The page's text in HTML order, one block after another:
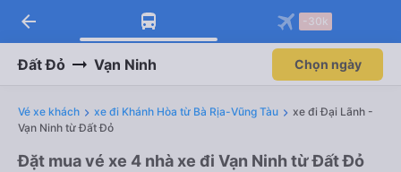
Tải app Vexere ngay!
Nhận ưu đãi thành viên độc
Mở app
Tải app Vexere
-30k/ghế khi đặt vé máy bay qua
Mở app
arrow_back -30k
Đất Đỏ Vạn Ninh Chọn ngày
Vé xe khách xe đi Khánh Hòa từ Bà Rịa-Vũng Tàu
xe đi Đại Lãnh -
Vạn Ninh từ Đất Đỏ
Đặt mua vé xe 4 nhà xe đi Vạn Ninh từ Đất Đỏ